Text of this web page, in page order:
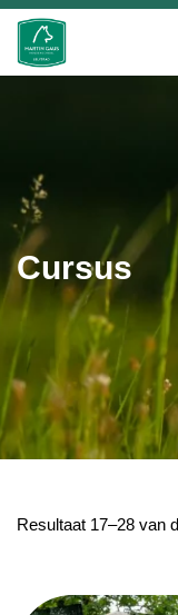
Cursus
Resultaat 17–28 van